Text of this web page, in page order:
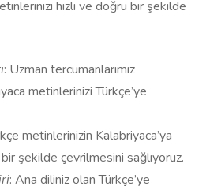
hızlı ve doğru bir şekilde
: Uzman tercümanlarımız
metinlerinizi Türkçe’ye
metinlerinizin Kalabriyaca’ya
bir şekilde çevrilmesini sağlıyoruz.
: Ana diliniz olan Türkçe’ye